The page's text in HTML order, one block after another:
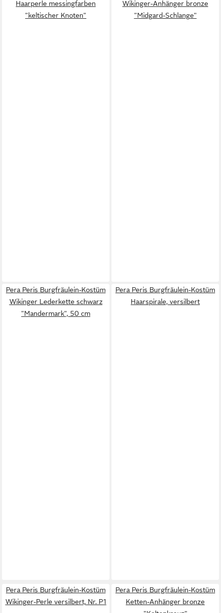
Haarperle messingfarben
"keltischer Knoten"
Wikinger-Anhänger bronze
"Midgard-Schlange"
Pera Peris Burgfräulein-Kostüm
Wikinger Lederkette schwarz
"Mandermark", 50 cm
Pera Peris Burgfräulein-Kostüm
Haarspirale, versilbert
Pera Peris Burgfräulein-Kostüm
Wikinger-Perle versilbert, Nr. P1
Pera Peris Burgfräulein-Kostüm
Ketten-Anhänger bronze